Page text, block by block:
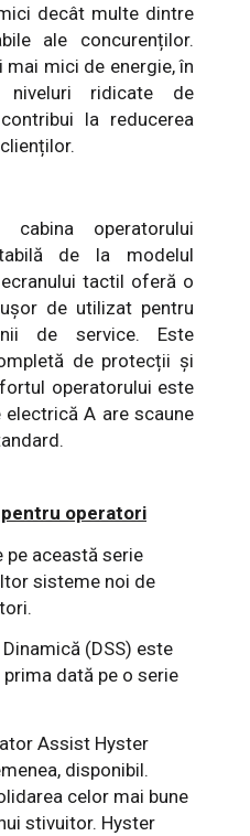
decât multe dintre
ale concurenților.
mici de energie, în
ridicate de
la reducerea
cabina operatorului
de la modelul
tactil oferă o
de utilizat pentru
de service. Este
de protecții și
operatorului este
electrică A are scaune
operatori
această serie
sisteme noi de
(DSS) este
dată pe o serie
Assist Hyster
disponibil.
celor mai bune
stivuitor. Hyster